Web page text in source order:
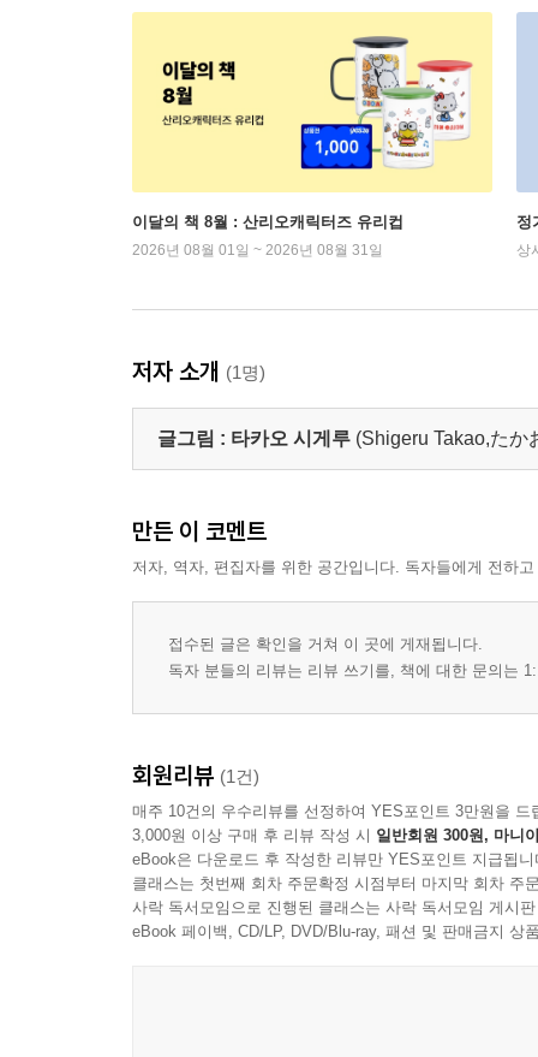
이달의 책 8월 : 산리오캐릭터즈 유리컵
2026년 08월 01일 ~ 2026년 08월 31일
정
상
저자 소개 (1명)
글그림 : 타카오 시게루 (Shigeru Takao,たか
만든 이 코멘트
저자, 역자, 편집자를 위한 공간입니다. 독자들에게 전하
접수된 글은 확인을 거쳐 이 곳에 게재됩니다.
독자 분들의 리뷰는 리뷰 쓰기를, 책에 대한 문의는
회원리뷰 (1건)
매주 10건의 우수리뷰를 선정하여 YES포인트 3만원을 드
3,000원 이상 구매 후 리뷰 작성 시 일반회원 300원, 마니
eBook은 다운로드 후 작성한 리뷰만 YES포인트 지급됩니
클래스는 첫번째 회차 주문확정 시점부터 마지막 회차 주
사락 독서모임으로 진행된 클래스는 사락 독서모임 게시
eBook 페이백, CD/LP, DVD/Blu-ray, 패션 및 판매금지 상